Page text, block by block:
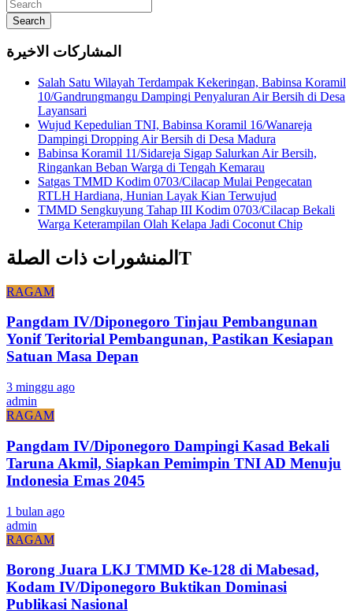
Search
المشاركات الاخيرة
Salah Satu Wilayah Terdampak Kekeringan, Babinsa Koramil
10/Gandrungmangu Dampingi Penyaluran Air Bersih di Desa
Layansari
Wujud Kepedulian TNI, Babinsa Koramil 16/Wanareja
Dampingi Dropping Air Bersih di Desa Madura
Babinsa Koramil 11/Sidareja Sigap Salurkan Air Bersih,
Ringankan Beban Warga di Tengah Kemarau
Satgas TMMD Kodim 0703/Cilacap Mulai Pengecatan
RTLH Hardiana, Hunian Layak Kian Terwujud
TMMD Sengkuyung Tahap III Kodim 0703/Cilacap Bekali
Warga Keterampilan Olah Kelapa Jadi Coconut Chip
المنشورات ذات الصلةT
RAGAM
Pangdam IV/Diponegoro Tinjau Pembangunan
Yonif Teritorial Pembangunan, Pastikan Kesiapan
Satuan Masa Depan
3 minggu ago
admin
RAGAM
Pangdam IV/Diponegoro Dampingi Kasad Bekali
Taruna Akmil, Siapkan Pemimpin TNI AD Menuju
Indonesia Emas 2045
1 bulan ago
admin
RAGAM
Borong Juara LKJ TMMD Ke-128 di Mabesad,
Kodam IV/Diponegoro Buktikan Dominasi
Publikasi Nasional